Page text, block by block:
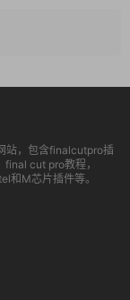
站，包含finalcutpro插
cut pro教程，
和M芯片插件等。